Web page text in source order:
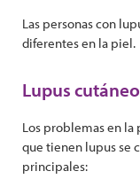
Las personas con
diferentes en la piel.
Lupus cutáneo
Los problemas en la
que tienen lupus se
principales: